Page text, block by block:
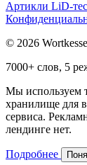
Артикли LiD-
© 2026
7000+ слов, 5
Мы используем
хранилище для
сервиса.
лендинге нет.
Подробнее